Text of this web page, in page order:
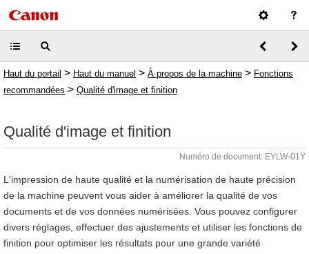
Haut du portail > Haut du manuel > À propos de la machine > Fonctions
recommandées > Qualité d'image et finition
Qualité d'image et finition
Numéro de document: EYLW-01Y
L'impression de haute qualité et la numérisation de haute précision
de la machine peuvent vous aider à améliorer la qualité de vos
documents et de vos données numérisées. Vous pouvez configurer
divers réglages, effectuer des ajustements et utiliser les fonctions de
finition pour optimiser les résultats pour une grande variété